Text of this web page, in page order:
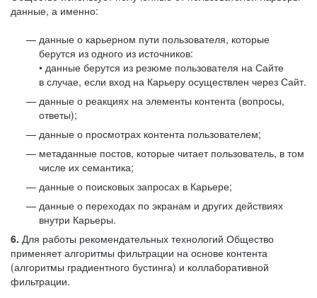
данные, а именно:
данные о карьерном пути пользователя, которые
берутся из одного из источников:
• данные берутся из резюме пользователя на Сайте
в случае, если вход на Карьеру осуществлен через Сайт.
данные о реакциях на элементы контента (вопросы,
ответы);
данные о просмотрах контента пользователем;
метаданные постов, которые читает пользователь, в том
числе их семантика;
данные о поисковых запросах в Карьере;
данные о переходах по экранам и других действиях
внутри Карьеры.
6. Для работы рекомендательных технологий Общество
применяет алгоритмы фильтрации на основе контента
(алгоритмы градиентного бустинга) и коллаборативной
фильтрации.